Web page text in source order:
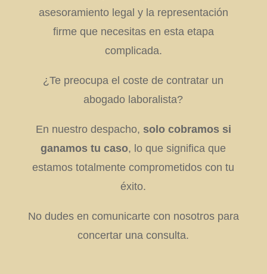
asesoramiento legal y la representación
firme que necesitas en esta etapa
complicada.
¿Te preocupa el coste de contratar un
abogado laboralista?
En nuestro despacho, solo cobramos si
ganamos tu caso, lo que significa que
estamos totalmente comprometidos con tu
éxito.
No dudes en comunicarte con nosotros para
concertar una consulta.